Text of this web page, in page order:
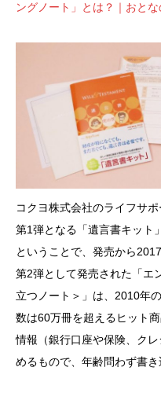
ングノート」とは？｜おと
コクヨ株式会社のライフサ
第1弾となる「遺言書キット
ということで、発売から
第2弾として発売された「エ
立つノート＞」は、2010年
数は60万冊を超えるヒット
情報（銀行口座や保険、ク
めるもので、年齢問わず書き